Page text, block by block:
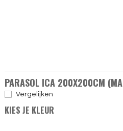
PARASOL ICA 200X200CM
Vergelijken
KIES JE KLEUR